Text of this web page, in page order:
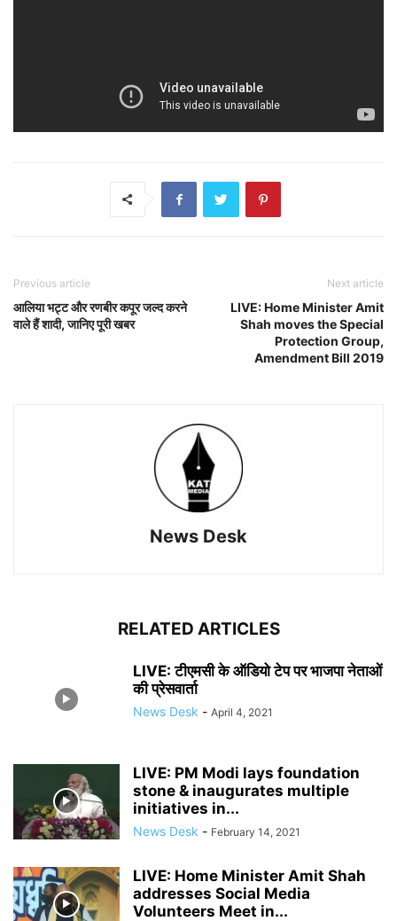
Previous article
आलिया भट्ट और रणबीर कपूर जल्द करने
वाले हैं शादी, जानिए पूरी खबर
Next article
LIVE: Home Minister Amit
Shah moves the Special
Protection Group,
Amendment Bill 2019
News Desk
RELATED ARTICLES
LIVE: टीएमसी के ऑडियो टेप पर भाजपा नेताओं
की प्रेसवार्ता
News Desk - April 4, 2021
LIVE: PM Modi lays foundation
stone & inaugurates multiple
initiatives in...
News Desk - February 14, 2021
LIVE: Home Minister Amit Shah
addresses Social Media
Volunteers Meet in...